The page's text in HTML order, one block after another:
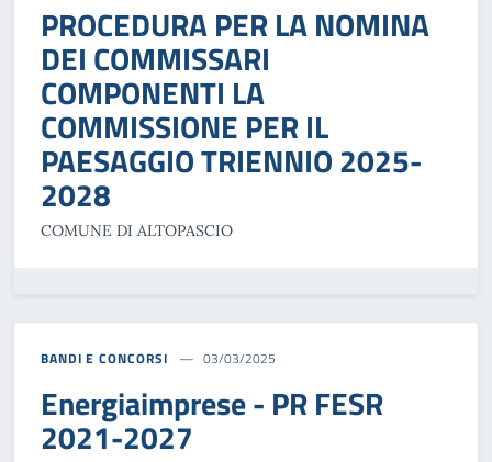
PROCEDURA PER LA NOMINA
DEI COMMISSARI
COMPONENTI LA
COMMISSIONE PER IL
PAESAGGIO TRIENNIO 2025-
2028
COMUNE DI ALTOPASCIO
BANDI E CONCORSI 03/03/2025
Energiaimprese - PR FESR
2021-2027